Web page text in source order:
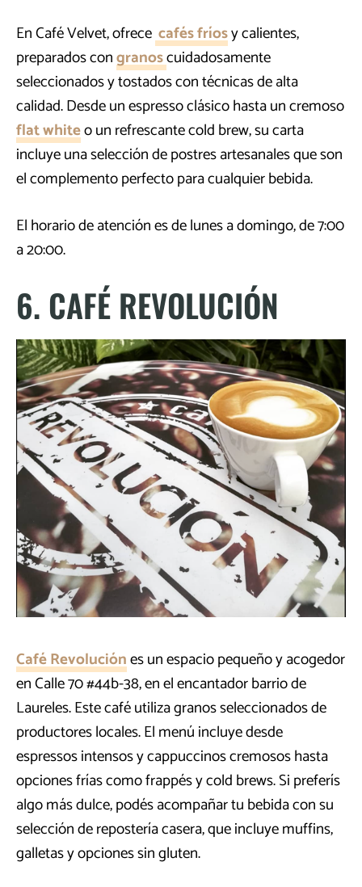
En Café Velvet, ofrece cafés fríosy calientes,
preparados congranoscuidadosamente
seleccionados y tostados con técnicas de alta
calidad. Desde un espresso clásico hasta un cremoso
flat whiteo un refrescante cold brew, su carta
incluye una selección de postres artesanales que son
el complemento perfecto para cualquier bebida.
El horario de atención es de lunes a domingo, de 7:00
a 20:00.
6. CAFÉ REVOLUCIÓN
Café Revoluciónes un espacio pequeño y acogedor
en Calle 70 #44b-38, en el encantador barrio de
Laureles. Este café utiliza granos seleccionados de
productores locales. El menú incluye desde
espressos intensos y cappuccinos cremosos hasta
opciones frías como frappés y cold brews. Si preferís
algo más dulce, podés acompañar tu bebida con su
selección de repostería casera, que incluye muffins,
galletas y opciones sin gluten.